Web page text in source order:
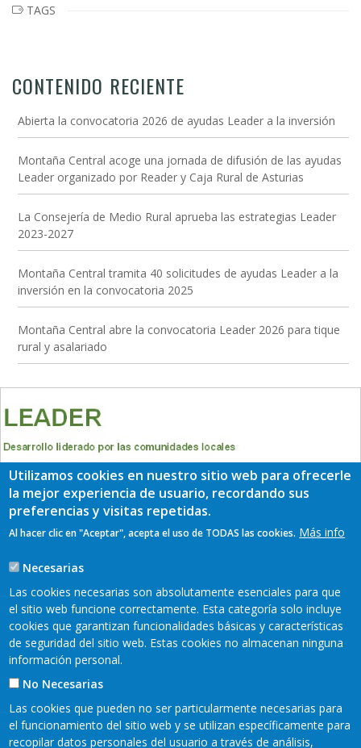
TAGS
CONTENIDO RECIENTE
Abierta la convocatoria 2026 de ayudas Leader a la inversión
Montaña Central acoge una jornada de difusión de las ayudas
Leader organizado por Reader y Caja Rural de Asturias
La Consejería de Medio Rural aprueba las estrategias Leader
2023-2027
Montaña Central tramita 40 solicitudes de ayudas Leader a la
inversión en la convocatoria 2025
Montaña Central abre la convocatoria Leader 2026 para tique
rural y asalariado
Utilizamos cookies en nuestro sitio web para ofrecerle
la mejor experiencia de usuario, recordando sus
preferencias y visitas repetidas.
Al hacer clic en "Aceptar", acepta el uso de TODAS las cookies. Más info
Necesarias
Las cookies necesarias son absolutamente esenciales para que
el sitio web funcione correctamente. Esta categoría solo incluye
cookies que garantizan funcionalidades básicas y características
de seguridad del sitio web. Estas cookies no almacenan ninguna
información personal.
No Necesarias
Las cookies que pueden no ser particularmente necesarias para
el funcionamiento del sitio web y se utilizan específicamente para
recopilar datos personales del usuario a través de análisis,